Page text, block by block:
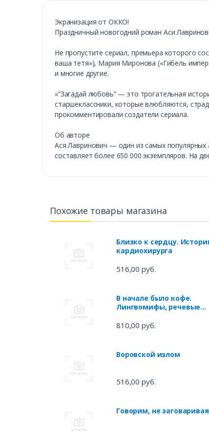
Экранизация от ОККО!
Праздничный новогодний роман Аси
Не пропустите сериал, премьера которого
ваша тетя»), Мария Миронова («Гибель
и многие другие.
«”Загадай любовь” — это трогательная
старшеклассники, которые влюбляются,
прокомментировали создатели сериала.
Об авторе
Ася Лавринович — один из самых популярных
составляет более 650 000 экземпляров. На
Похожие товары магазина
Близко к сердцу.
кардиохирурга
516,00 руб.
В начале было кофе.
Лингвомифы, речевые
поломать копья в спорах
810,00 руб.
Воровской излом
516,00 руб.
Говорим, не